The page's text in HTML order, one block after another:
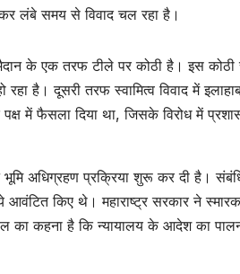
लंबे समय से विवाद चल रहा है।
मैदान के एक तरफ टीले पर कोठी है। इस
है। दूसरी तरफ स्वामित्व विवाद में
में फैसला दिया था, जिसके विरोध में
अधिग्रहण प्रक्रिया शुरू कर दी है।
किए थे। महाराष्ट्र सरकार ने
का कहना है कि न्यायालय के आदेश का